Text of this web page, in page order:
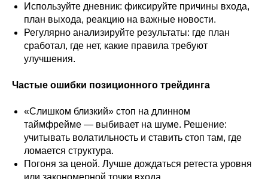
Используйте дневник: фиксируйте причины входа,
план выхода, реакцию на важные новости.
Регулярно анализируйте результаты: где план
сработал, где нет, какие правила требуют
улучшения.
Частые ошибки позиционного трейдинга
«Слишком близкий» стоп на длинном
таймфрейме — выбивает на шуме. Решение:
учитывать волатильность и ставить стоп там, где
ломается структура.
Погоня за ценой. Лучше дождаться ретеста уровня
Об академии
Курсы
Финансовая аналитика
Расписание
Задайте свой вопрос